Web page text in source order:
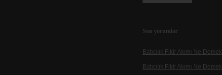
Son yorumlar
Batıcılık Fikir Akımı Ne Demek
Batıcılık Fikir Akımı Ne Demek